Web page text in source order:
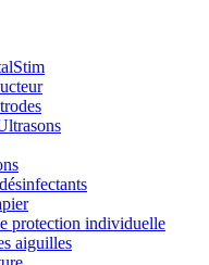
protection individuelle
aiguilles